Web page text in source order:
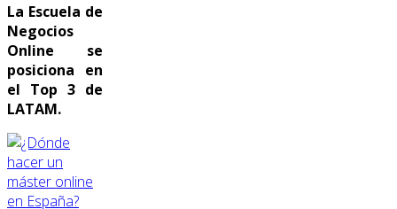
La Escuela de
Negocios
Online se
posiciona en
el Top 3 de
LATAM.